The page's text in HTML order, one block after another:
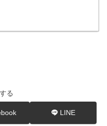
る
LINE